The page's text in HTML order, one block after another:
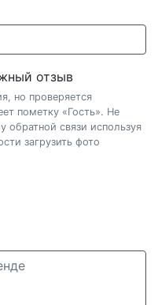
отзыв
но проверяется
пометку «Гость». Не
обратной связи используя
загрузить фото